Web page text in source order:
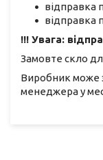
відправка
відправка
!!! Увага:
Замовте скло
Виробник може
менеджера у